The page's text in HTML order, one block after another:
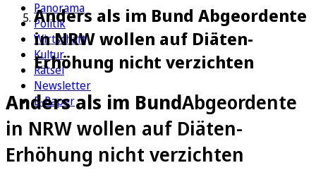
Panorama
Politik
Wirtschaft
Kultur
Rätsel
Newsletter
E-Paper
Anders als im Bund Abgeordente
in NRW wollen auf Diäten-
Erhöhung nicht verzichten
Anders als im BundAbgeordente
in NRW wollen auf Diäten-
Erhöhung nicht verzichten